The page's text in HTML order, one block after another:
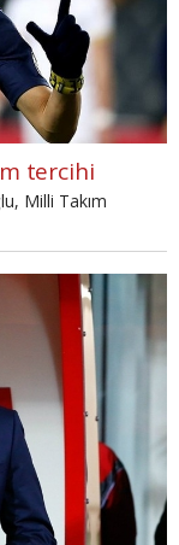
tercihi
Milli Takım